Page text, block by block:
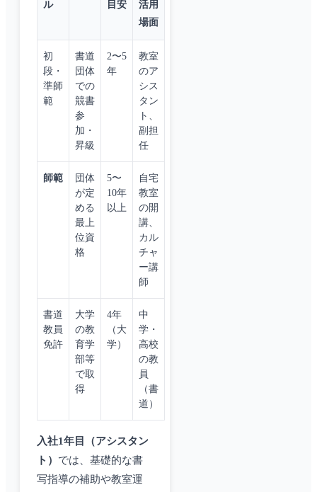
ル
目安
活用
場面
初
段・
準師
範
書道
団体
での
競書
参
加・
昇級
2〜5
年
教室
のア
シス
タン
ト、
副担
任
師範
団体
が定
める
最上
位資
格
5〜
10年
以上
自宅
教室
の開
講、
カル
チャ
ー講
師
書道
教員
免許
大学
の教
育学
部等
で取
得
4年
（大
学）
中
学・
高校
の教
員
（書
道）
入社1年目（アシスタン
ト） では、基礎的な書
写指導の補助や教室運